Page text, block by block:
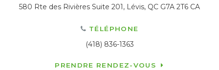
580 Rte des Rivières Suite 201
Lévis QC G7A 2T6 CA
TÉLÉPHONE
(418) 836-1363
PRENDRE RENDEZ-VOUS